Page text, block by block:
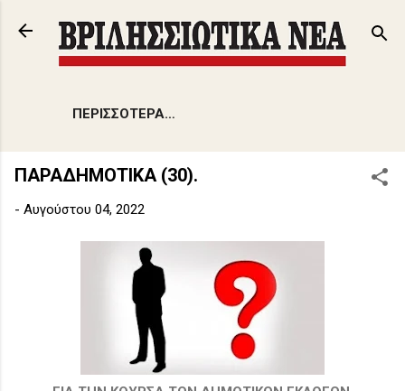
Μετάβαση στο κύριο περιεχόμενο
ΠΕΡΙΣΣΌΤΕΡΑ…
ΠΑΡΑΔΗΜΟΤΙΚΑ (30).
- Αυγούστου 04, 2022